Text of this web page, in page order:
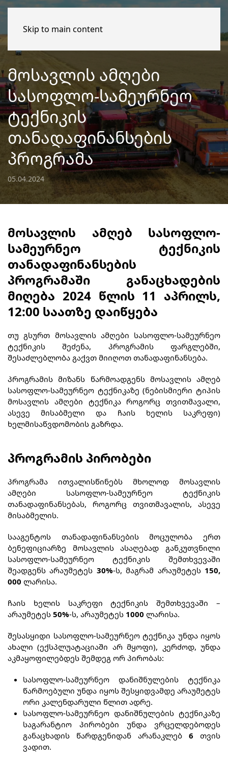
Skip to main content
ᲛᲝᲡᲐᲕᲚᲘᲡ ᲐᲛᲦᲔᲑᲘ
ᲡᲐᲡᲝᲤᲚᲝ-ᲡᲐᲛᲔᲣᲠᲜᲔᲝ
ᲢᲔᲥᲜᲘᲙᲘᲡ
ᲗᲐᲜᲐᲓᲐᲤᲘᲜᲐᲜᲡᲔᲑᲘᲡ
ᲞᲠᲝᲒᲠᲐᲛᲐ
05.04.2024
მოსავლის ამღებ სასოფლო-
სამეურნეო ტექნიკის
თანადაფინანსების
პროგრამაში განაცხადების
მიღება 2024 წლის 11 აპრილს,
12:00 საათზე დაიწყება
თუ გსურთ მოსავლის ამღები სასოფლო-სამეურნეო
ტექნიკის შეძენა, პროგრამის ფარგლებში,
შესაძლებლობა გაქვთ მიიღოთ თანადაფინანსება.
პროგრამის მიზანს წარმოადგენს მოსავლის ამღებ
სასოფლო-სამეურნეო ტექნიკაზე (ნებისმიერი ტიპის
მოსავლის ამღები ტექნიკა როგორც თვითმავალი,
ასევე მისაბმელი და ჩაის ხელის საკრეფი)
ხელმისაწვდომობის გაზრდა.
პროგრამის პირობები
პროგრამა ითვალისწინებს მხოლოდ მოსავლის
ამღები სასოფლო-სამეურნეო ტექნიკის
თანადაფინანსებას, როგორც თვითმავალის, ასევე
მისაბმელის.
სააგენტოს თანადაფინანსების მოცულობა ერთ
ბენეფიციარზე მოსავლის ასაღებად განკუთვნილი
სასოფლო-სამეურნეო ტექნიკის შემთხვევაში
შეადგენს არაუმეტეს 30%-ს, მაგრამ არაუმეტეს 150,
000 ლარისა.
ჩაის ხელის საკრეფი ტექნიკის შემთხვევაში –
არაუმეტეს 50%-ს, არაუმეტეს 1000 ლარისა.
შესასყიდი სასოფლო-სამეურნეო ტექნიკა უნდა იყოს
ახალი (ექსპლუატაციაში არ მყოფი), კერძოდ, უნდა
აკმაყოფილებდეს შემდეგ ორ პირობას:
სასოფლო-სამეურნეო დანიშნულების ტექნიკა
წარმოებული უნდა იყოს შესყიდვამდე არაუმეტეს
ორი კალენდარული წლით ადრე.
სასოფლო-სამეურნეო დანიშნულების ტექნიკაზე
საგარანტიო პირობები უნდა ვრცელდებოდეს
განაცხადის წარდგენიდან არანაკლებ 6 თვის
ვადით.